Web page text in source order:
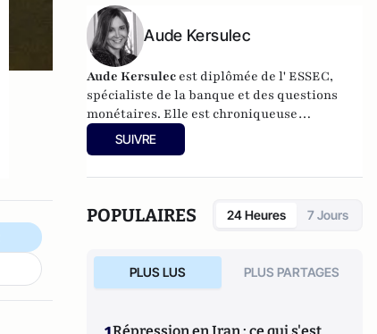
Aude Kersulec
Aude Kersulec est diplômée de l' ESSEC,
spécialiste de la banque et des questions
monétaires. Elle est chroniqueuse
économique sur BFMTV Business.
SUIVRE
POPULAIRES 24 Heures 7 Jours
PLUS LUS PLUS PARTAGES